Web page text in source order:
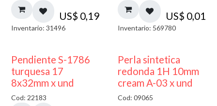
US$ 0,19
Inventario: 31496
US$ 0,01
Inventario: 569780
50% DESCUENTO
Pendiente S-1786
turquesa 17
8x32mm x und
Cod: 22183
Perla sintetica
redonda 1H 10mm
cream A-03 x und
Cod: 09065